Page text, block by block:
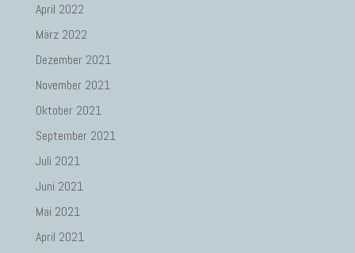
April 2022
März 2022
Dezember 2021
November 2021
Oktober 2021
September 2021
Juli 2021
Juni 2021
Mai 2021
April 2021